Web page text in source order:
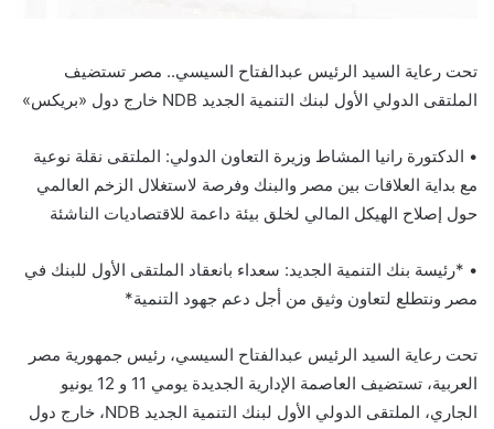
تحت رعاية السيد الرئيس عبدالفتاح السيسي.. مصر تستضيف
الملتقى الدولي الأول لبنك التنمية الجديد NDB خارج دول «بريكس»
• الدكتورة رانيا المشاط وزيرة التعاون الدولي: الملتقى نقلة نوعية
مع بداية العلاقات بين مصر والبنك وفرصة لاستغلال الزخم العالمي
حول إصلاح الهيكل المالي لخلق بيئة داعمة للاقتصاديات الناشئة
• *رئيسة بنك التنمية الجديد: سعداء بانعقاد الملتقى الأول للبنك في
مصر ونتطلع لتعاون وثيق من أجل دعم جهود التنمية*
تحت رعاية السيد الرئيس عبدالفتاح السيسي، رئيس جمهورية مصر
العربية، تستضيف العاصمة الإدارية الجديدة يومي 11 و 12 يونيو
الجاري، الملتقى الدولي الأول لبنك التنمية الجديد NDB، خارج دول